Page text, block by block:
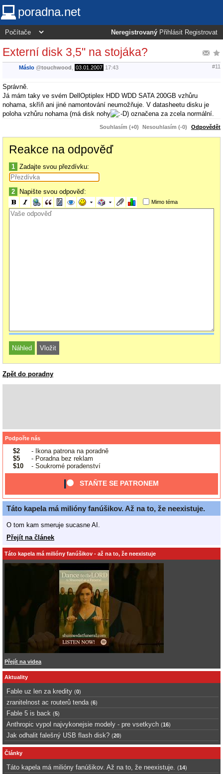
poradna.net
Neregistrovaný Přihlásit Registrovat
Externí disk 3,5" na stojáka?
Máslo @touchwood 03.01.2007 17:43 #11
Správně.
Já mám taky ve svém DellOptiplex HDD WDD SATA 200GB vzhůru
nohama, skříň ani jiné namontování neumožňuje. V datasheetu disku je
poloha vzhůru nohama (má disk nohy
) označena za zcela normální.
Souhlasím (+0) Nesouhlasím (-0) Odpovědět
Reakce na odpověď
1 Zadajte svou přezdívku:
2 Napište svou odpověď:
Mimo téma
Zpět do poradny
Podpořte nás
$2
- Ikona patrona na poradně
$5
- Poradna bez reklam
$10
- Soukromé poradenství
STAŇTE SE PATRONEM
Táto kapela má milióny fanúšikov. Až na to, že neexistuje.
O tom kam smeruje sucasne AI.
Přejít na článek
Táto kapela má milióny fanúšikov - až na to, že neexistuje
Přejít na videa
Aktuality
Fable uz len za kredity (0)
zranitelnost ac routerů tenda (6)
Fable 5 is back (5)
Anthropic vypol najvykonejsie modely - pre vsetkych (16)
Jak odhalit falešný USB flash disk? (20)
Články
Táto kapela má milióny fanúšikov. Až na to, že neexistuje. (14)